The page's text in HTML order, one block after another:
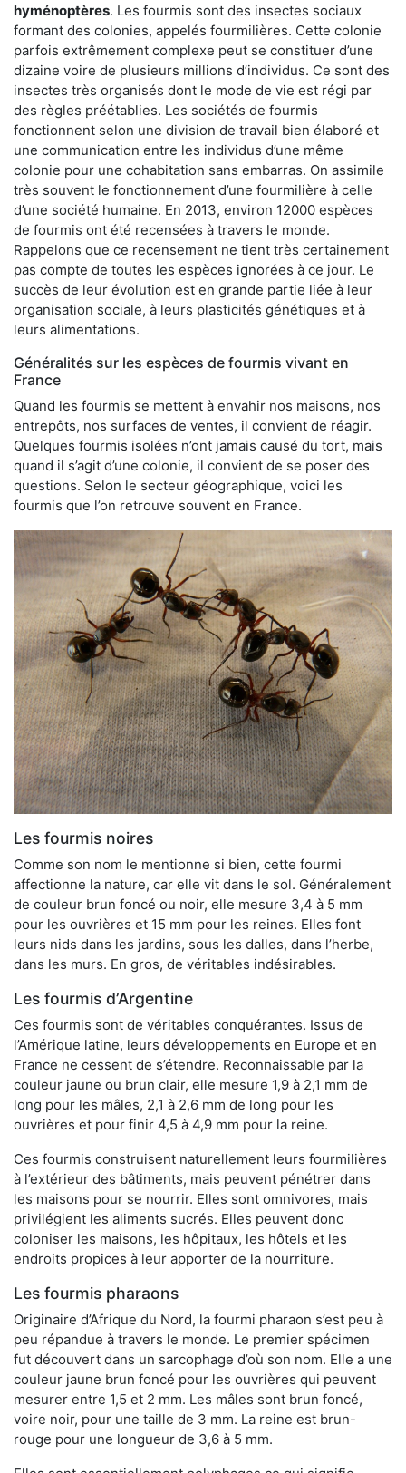
hyménoptères. Les fourmis sont des insectes sociaux
formant des colonies, appelés fourmilières. Cette colonie
parfois extrêmement complexe peut se constituer d’une
dizaine voire de plusieurs millions d’individus. Ce sont des
insectes très organisés dont le mode de vie est régi par
des règles préétablies. Les sociétés de fourmis
fonctionnent selon une division de travail bien élaboré et
une communication entre les individus d’une même
colonie pour une cohabitation sans embarras. On assimile
très souvent le fonctionnement d’une fourmilière à celle
d’une société humaine. En 2013, environ 12000 espèces
de fourmis ont été recensées à travers le monde.
Rappelons que ce recensement ne tient très certainement
pas compte de toutes les espèces ignorées à ce jour. Le
succès de leur évolution est en grande partie liée à leur
organisation sociale, à leurs plasticités génétiques et à
leurs alimentations.
Généralités sur les espèces de fourmis vivant en
France
Quand les fourmis se mettent à envahir nos maisons, nos
entrepôts, nos surfaces de ventes, il convient de réagir.
Quelques fourmis isolées n’ont jamais causé du tort, mais
quand il s’agit d’une colonie, il convient de se poser des
questions. Selon le secteur géographique, voici les
fourmis que l’on retrouve souvent en France.
Les fourmis noires
Comme son nom le mentionne si bien, cette fourmi
affectionne la nature, car elle vit dans le sol. Généralement
de couleur brun foncé ou noir, elle mesure 3,4 à 5 mm
pour les ouvrières et 15 mm pour les reines. Elles font
leurs nids dans les jardins, sous les dalles, dans l’herbe,
dans les murs. En gros, de véritables indésirables.
Les fourmis d’Argentine
Ces fourmis sont de véritables conquérantes. Issus de
l’Amérique latine, leurs développements en Europe et en
France ne cessent de s’étendre. Reconnaissable par la
couleur jaune ou brun clair, elle mesure 1,9 à 2,1 mm de
long pour les mâles, 2,1 à 2,6 mm de long pour les
ouvrières et pour finir 4,5 à 4,9 mm pour la reine.
Ces fourmis construisent naturellement leurs fourmilières
à l’extérieur des bâtiments, mais peuvent pénétrer dans
les maisons pour se nourrir. Elles sont omnivores, mais
privilégient les aliments sucrés. Elles peuvent donc
coloniser les maisons, les hôpitaux, les hôtels et les
endroits propices à leur apporter de la nourriture.
Les fourmis pharaons
Originaire d’Afrique du Nord, la fourmi pharaon s’est peu à
peu répandue à travers le monde. Le premier spécimen
fut découvert dans un sarcophage d’où son nom. Elle a une
couleur jaune brun foncé pour les ouvrières qui peuvent
mesurer entre 1,5 et 2 mm. Les mâles sont brun foncé,
voire noir, pour une taille de 3 mm. La reine est brun-
rouge pour une longueur de 3,6 à 5 mm.